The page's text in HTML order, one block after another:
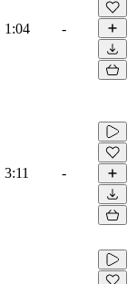
1:04 -
3:11 -